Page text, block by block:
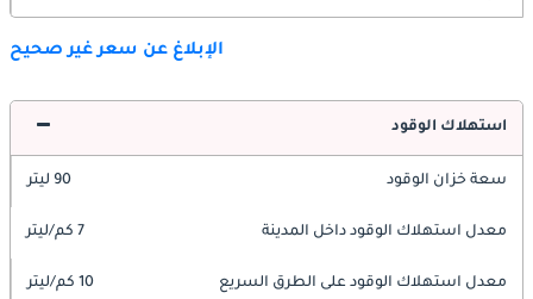
الإبلاغ عن سعر غير صحيح
استهلاك الوقود
سعة خزان الوقود 90 ليتر
معدل استهلاك الوقود داخل المدينة 7 كم/ليتر
معدل استهلاك الوقود على الطرق السريع 10 كم/ليتر